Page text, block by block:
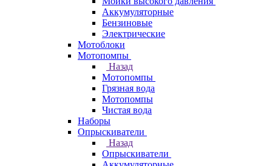
Аккумуляторные
Бензиновые
Электрические
Мотоблоки
Мотопомпы
Назад
Мотопомпы
Грязная вода
Мотопомпы
Чистая вода
Наборы
Опрыскиватели
Назад
Опрыскиватели